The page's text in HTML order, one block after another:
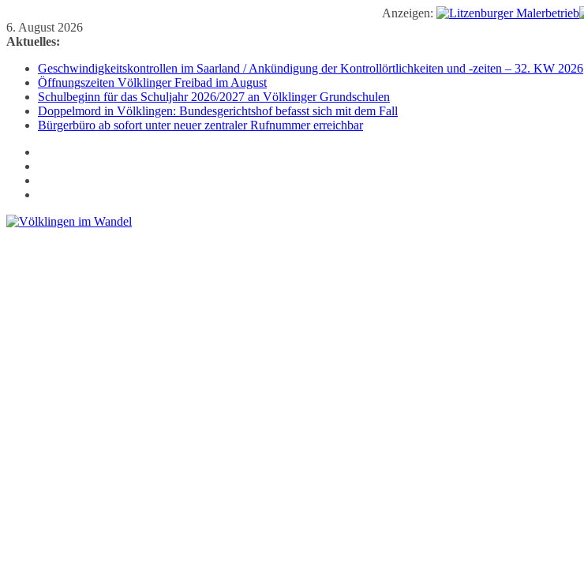
Anzeigen:
Zum
Inhalt
6. August 2026
Aktuelles:
Geschwindigkeitskontrollen im Saarland / Ankündigung der Kontrollörtlichkeiten und -zeiten – 32. KW 2026
Öffnungszeiten Völklinger Freibad im August
Schulbeginn für das Schuljahr 2026/2027 an Völklinger Grundschulen
Doppelmord in Völklingen: Bundesgerichtshof befasst sich mit dem Fall
Bürgerbüro ab sofort unter neuer zentraler Rufnummer erreichbar